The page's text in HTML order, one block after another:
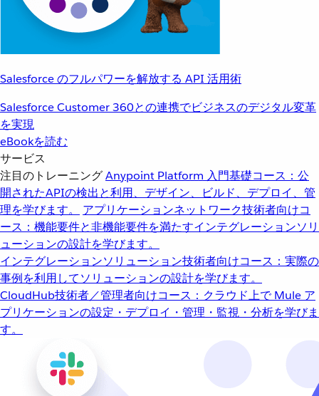
Salesforce のフルパワーを解放する API 活用術
Salesforce Customer 360との連携でビジネスのデジタル変革
を実現
eBookを読む
サービス
注目のトレーニングAnypoint Platform 入門基礎コース：公
開されたAPIの検出と利用、デザイン、ビルド、デプロイ、管
理を学びます。
アプリケーションネットワーク技術者向けコ
ース：機能要件と非機能要件を満たすインテグレーションソリ
ューションの設計を学びます。
インテグレーションソリューション技術者向けコース：実際の
事例を利用してソリューションの設計を学びます。
CloudHub技術者／管理者向けコース：クラウド上で Mule ア
プリケーションの設定・デプロイ・管理・監視・分析を学びま
す。